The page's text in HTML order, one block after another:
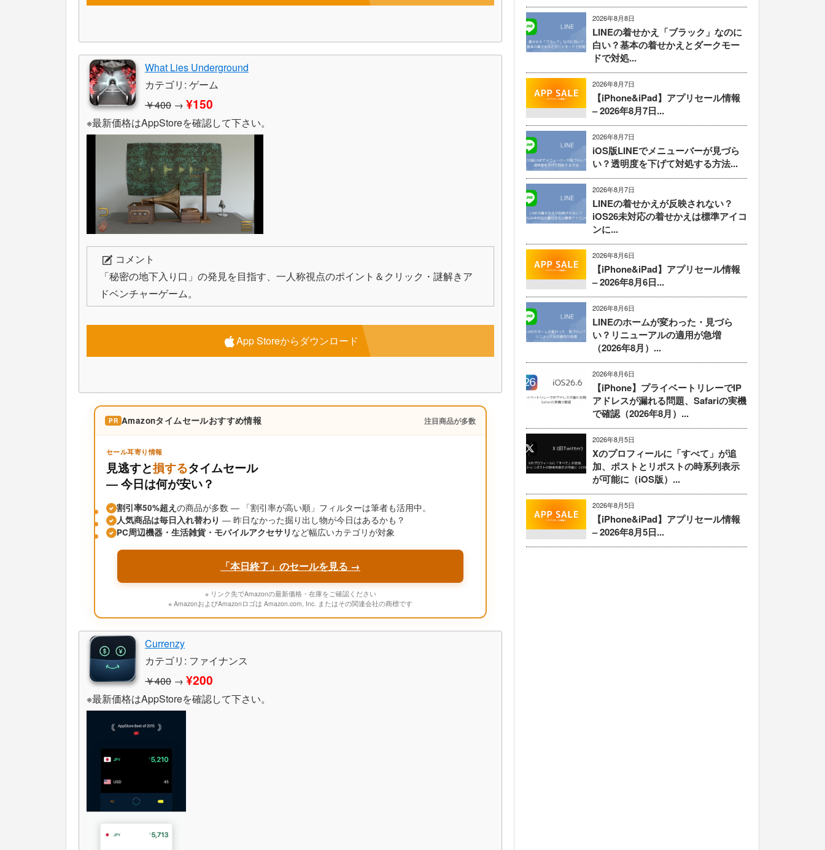
What Lies Underground
カテゴリ: ゲーム
￥400 → ¥150
※最新価格はAppStoreを確認して下さい。
コメント
「秘密の地下入り口」の発見を目指す、一人称視点のポイント＆クリック・謎解きア
ドベンチャーゲーム。
App Storeからダウンロード
PR Amazonタイムセールおすすめ情報 注目商品が多数
セール耳寄り情報
見逃すと損するタイムセール
― 今日は何が安い？
割引率50%超え の商品が多数 ― 「割引率が高い順」フィルターは筆者も活用中。
人気商品は毎日入れ替わり ― 昨日なかった掘り出し物が今日はあるかも？
PC周辺機器・生活雑貨・モバイルアクセサリ など幅広いカテゴリが対象
「本日終了」のセールを見る →
※ リンク先でAmazonの最新価格・在庫をご確認ください
※ AmazonおよびAmazonロゴは Amazon.com, Inc. またはその関連会社の商標です
Currenzy
カテゴリ: ファイナンス
￥400 → ¥200
※最新価格はAppStoreを確認して下さい。
2026年8月8日
LINEの着せかえ「ブラック」なのに
白い？基本の着せかえとダークモー
ドで対処...
2026年8月7日
【iPhone&iPad】アプリセール情報
– 2026年8月7日...
2026年8月7日
iOS版LINEでメニューバーが見づら
い？透明度を下げて対処する方法...
2026年8月7日
LINEの着せかえが反映されない？
iOS26未対応の着せかえは標準アイコ
ンに...
2026年8月6日
【iPhone&iPad】アプリセール情報
– 2026年8月6日...
2026年8月6日
LINEのホームが変わった・見づら
い？リニューアルの適用が急増
（2026年8月）...
2026年8月6日
【iPhone】プライベートリレーでIP
アドレスが漏れる問題、Safariの実機
で確認（2026年8月）...
2026年8月5日
Xのプロフィールに「すべて」が追
加、ポストとリポストの時系列表示
が可能に（iOS版）...
2026年8月5日
【iPhone&iPad】アプリセール情報
– 2026年8月5日...